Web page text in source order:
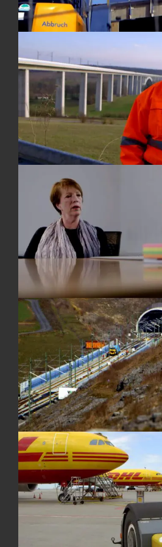
GRAFIK
Maxim Knorz
Sebastian Betz
RECHERCHE
Gundula Fasold
SPRECHER
Frank Arnold
Beatrix Hermens
BILDBEISTELLUNGEN
Kirow Ardelt GmbH
FACHBERATUNG
Prof. Joachim Ragnitz
PRODUKTIONSLEITUNG
Melanie Braun
Lars Reimer
Katharina Malik
Frank Seidel (MDR)
PRODUKTIONSASSISTENZ
Sabrina Volkmer
Galina Unger
Kathrin Lemcke
PRODUZENT
Olaf Jacobs
REDAKTION
Silke Heinz
JOBS
TECHNIKVERLEIH
DATENSCHUTZERKLÄRUNG